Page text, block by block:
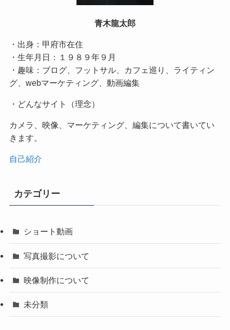
青木龍太郎
・出身：甲府市在住
・生年月日：１９８９年９月
・趣味：ブログ、フットサル、カフェ巡り、ライティン
グ、webマーケティング、動画編集
・どんなサイト（理念）
カメラ、映像、マーケティング、編集について書いてい
きます。
自己紹介
カテゴリー
ショート動画
写真撮影について
映像制作について
未分類